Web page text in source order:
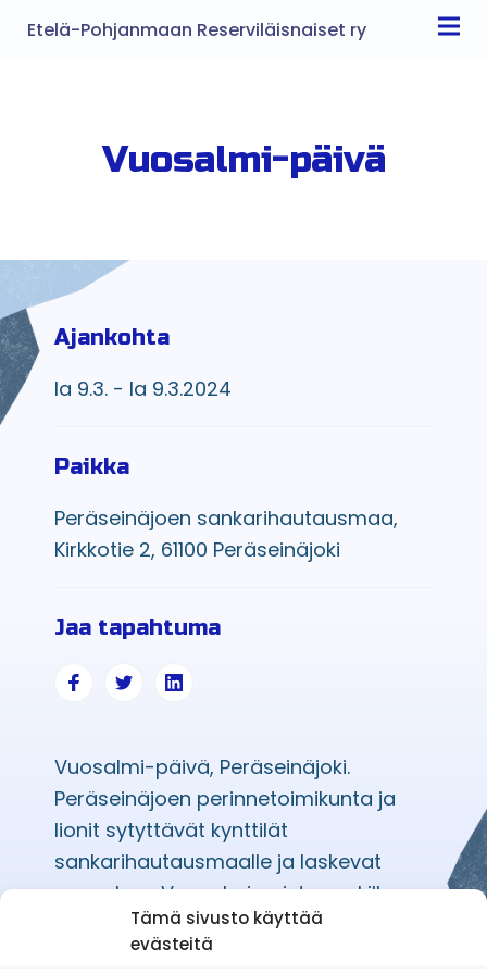
Tämä sivusto käyttää
evästeitä
Etelä-Pohjanmaan Reserviläisnaiset ry
Vuosalmi-päivä
Ajankohta
la 9.3. - la 9.3.2024
Paikka
Peräseinäjoen sankarihautausmaa,
Kirkkotie 2, 61100 Peräseinäjoki
Jaa tapahtuma
Vuosalmi-päivä, Peräseinäjoki.
Peräseinäjoen perinnetoimikunta ja
lionit sytyttävät kynttilät
sankarihautausmaalle ja laskevat
seppeleen Vuosalmimuistomerkille.